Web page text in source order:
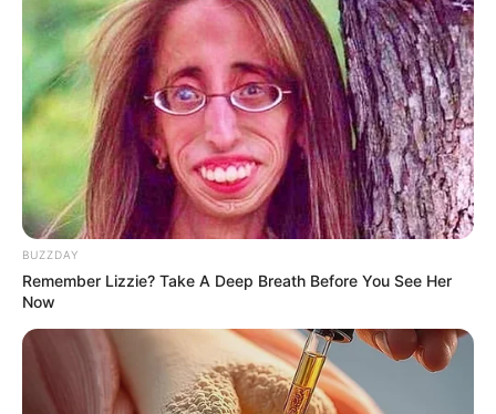
Men 45+ Are Trying This To Perform Better
BUZZDAY
Remember Lizzie? Take A Deep Breath Before You See Her
Now